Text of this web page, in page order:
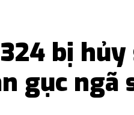
bị
gục ngã